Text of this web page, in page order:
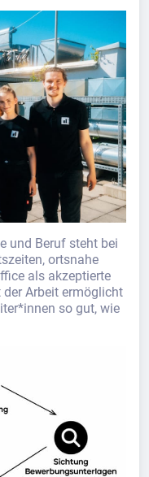
und Beruf steht bei
ortsnahe
als akzeptierte
Arbeit ermöglicht
so gut, wie